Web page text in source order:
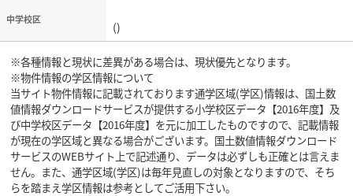
中学校区 ()
※各種情報と現状に差異がある場合は、現状優先となります。
※物件情報の学区情報について
当サイト物件情報に記載されております通学区域(学区)情報は、国土数
値情報ダウンロードサービスが提供する小学校区データ【2016年度】及
び中学校区データ【2016年度】を元に加工したものですので、記載情報
が現在の学区域と異なる場合がございます。国土数値情報ダウンロード
サービスのWEBサイト上で記述通り、データは必ずしも正確とは言えま
せん。また、通学区域(学区)は毎年見直しの対象となりますので、そち
らを踏まえ学区情報は参考としてご活用下さい。